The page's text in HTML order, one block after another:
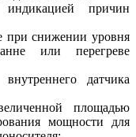
причин
при снижении уровня
или перегреве
датчика
площадью
мощности для